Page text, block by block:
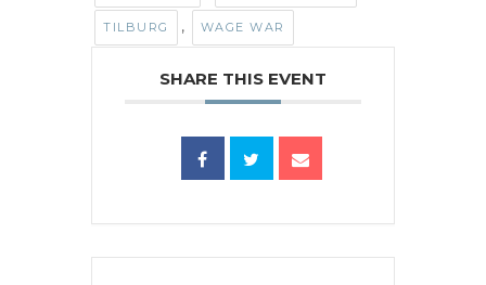
TILBURG , WAGE WAR
SHARE THIS EVENT